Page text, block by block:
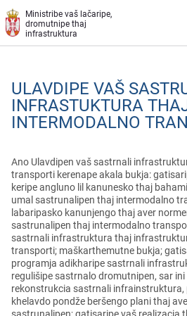
Skip to main content
Ministribe vaš lačaripe,
dromutnipe thaj
infrastruktura
ULAVDIPE VAŠ
INFRASTUKTURA
INTERMODALNO
Ano Ulavdipen vaš sastrnali
transporti kerenape akala bukja:
keripe angluno lil kanunesko thaj
umal sastrunalipen thaj intermodalno
labaripasko kanunjengo thaj aver
sastrunalipen thaj intermodalno
sastrnali infrastruktura thaj
transporti; maškarthemutne bukja;
programja adikharipe sastrnali
regulišipe sastrnalo dromutnipen, sar
rekonstrukcia sastrnali infrainstruktura,
khelavdo pondže beršengo plani thaj